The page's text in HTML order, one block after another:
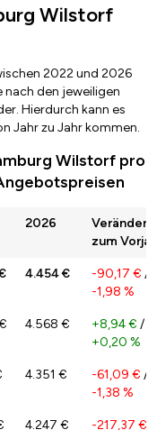
Wilstorf
2022 und 2026
den jeweiligen
Hierdurch kann es
Jahr zu Jahr kommen.
Wilstorf pro
2026
zum
4.454 € -90,17 € /
-1,98 %
4.568 € +8,94 € /
+0,20 %
4.351 € -61,09 € /
-1,38 %
4.247 € -217,37 €